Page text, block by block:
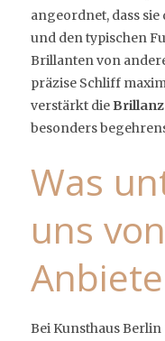
angeordnet, dass
und den typischen
Brillanten von
präzise Schliff
verstärkt die
besonders
Was
uns
Bei Kunsthaus